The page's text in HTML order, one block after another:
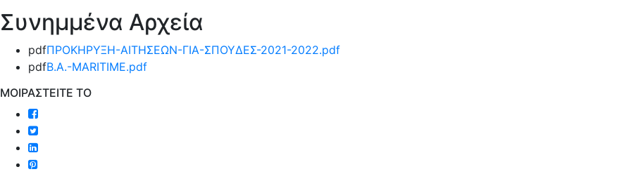
Συνημμένα Αρχεία
pdfΠΡΟΚΗΡΥΞΗ-ΑΙΤΗΣΕΩΝ-ΓΙΑ-ΣΠΟΥΔΕΣ-2021-2022.pdf
pdfB.A.-MARITIME.pdf
MOIΡΑΣΤΕΙΤΕ ΤΟ